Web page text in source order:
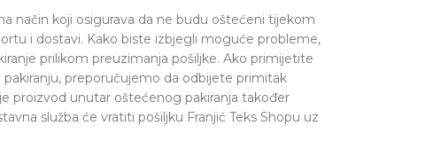
način koji osigurava da ne budu oštećeni tijekom
i dostavi. Kako biste izbjegli moguće probleme,
prilikom preuzimanja pošiljke. Ako primijetite
preporučujemo da odbijete primitak
proizvod unutar oštećenog pakiranja također
služba će vratiti pošiljku Franjić Teks Shopu uz